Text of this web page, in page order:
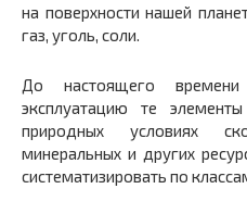
на поверхности нашей
газ, уголь, соли.
До настоящего
эксплуатацию те
природных условиях
минеральных и других
систематизировать по